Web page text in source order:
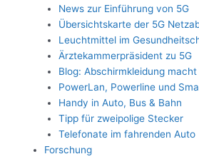
News zur Einführung von 5G
Übersichtskarte der 5G
Leuchtmittel im
Ärztekammerpräsident zu 5G
Blog: Abschirmkleidung macht
PowerLan, Powerline und
Handy in Auto, Bus & Bahn
Tipp für zweipolige Stecker
Telefonate im fahrenden Auto
Forschung